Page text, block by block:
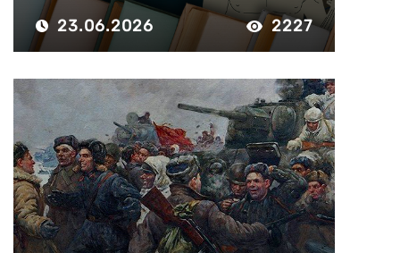
23.06.2026 2227